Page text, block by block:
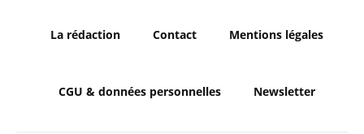
La rédaction Contact Mentions légales
CGU & données personnelles Newsletter